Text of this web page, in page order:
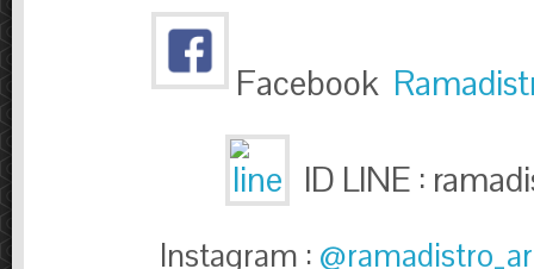
Facebook
ID LINE :
Instagram :